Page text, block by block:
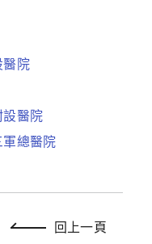
醫院
設醫院
軍總醫院
回上一頁